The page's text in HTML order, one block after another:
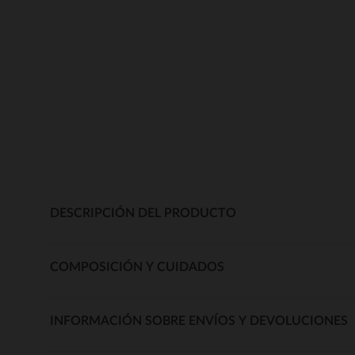
DESCRIPCIÓN DEL PRODUCTO
COMPOSICIÓN Y CUIDADOS
INFORMACIÓN SOBRE ENVÍOS Y DEVOLUCIONES